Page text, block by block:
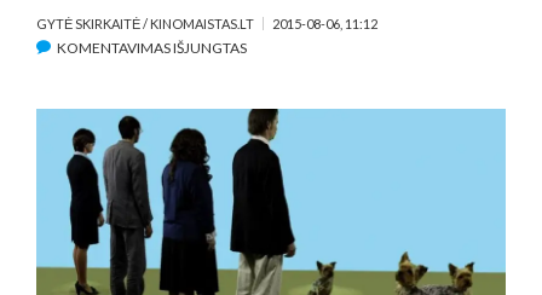
GYTĖ SKIRKAITĖ / KINOMAISTAS.LT 2015-08-06, 11:12
KOMENTAVIMAS IŠJUNGTASĮRAŠE
ŽMOGUS“
–
MŪSŲ
VIENATVĖS
ATSPINDYS